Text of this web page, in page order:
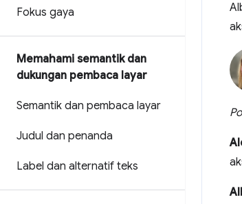
Fokus gaya
Memahami semantik dan
dukungan pembaca layar
Semantik dan pembaca layar
Judul dan penanda
Label dan alternatif teks